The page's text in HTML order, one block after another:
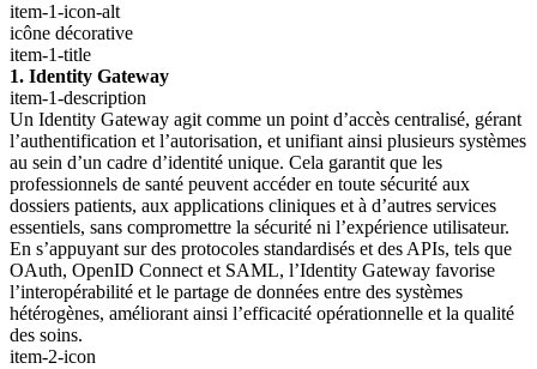
item-1-icon-alt
icône décorative
item-1-title
1. Identity Gateway
item-1-description
Un Identity Gateway agit comme un point d’accès centralisé, gérant
l’authentification et l’autorisation, et unifiant ainsi plusieurs systèmes
au sein d’un cadre d’identité unique. Cela garantit que les
professionnels de santé peuvent accéder en toute sécurité aux
dossiers patients, aux applications cliniques et à d’autres services
essentiels, sans compromettre la sécurité ni l’expérience utilisateur.
En s’appuyant sur des protocoles standardisés et des APIs, tels que
OAuth, OpenID Connect et SAML, l’Identity Gateway favorise
l’interopérabilité et le partage de données entre des systèmes
hétérogènes, améliorant ainsi l’efficacité opérationnelle et la qualité
des soins.
item-2-icon